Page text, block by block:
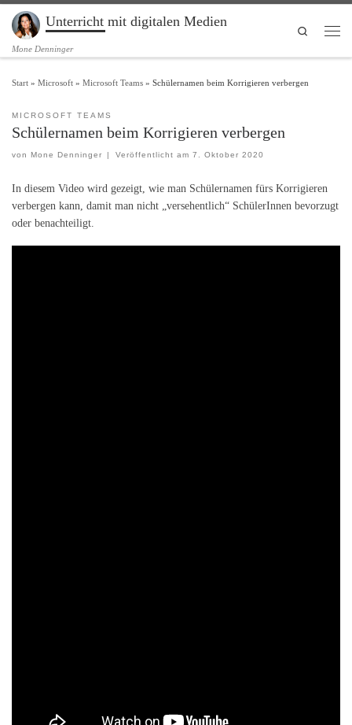
Zum Inhalt springen
Unterricht mit digitalen Medien
Mone Denninger
Search
Start » Microsoft » Microsoft Teams » Schülernamen beim Korrigieren verbergen
MICROSOFT TEAMS
Schülernamen beim Korrigieren verbergen
von Mone Denninger | Veröffentlicht am 7. Oktober 2020
In diesem Video wird gezeigt, wie man Schülernamen fürs Korrigieren
verbergen kann, damit man nicht „versehentlich“ SchülerInnen bevorzugt
oder benachteiligt.